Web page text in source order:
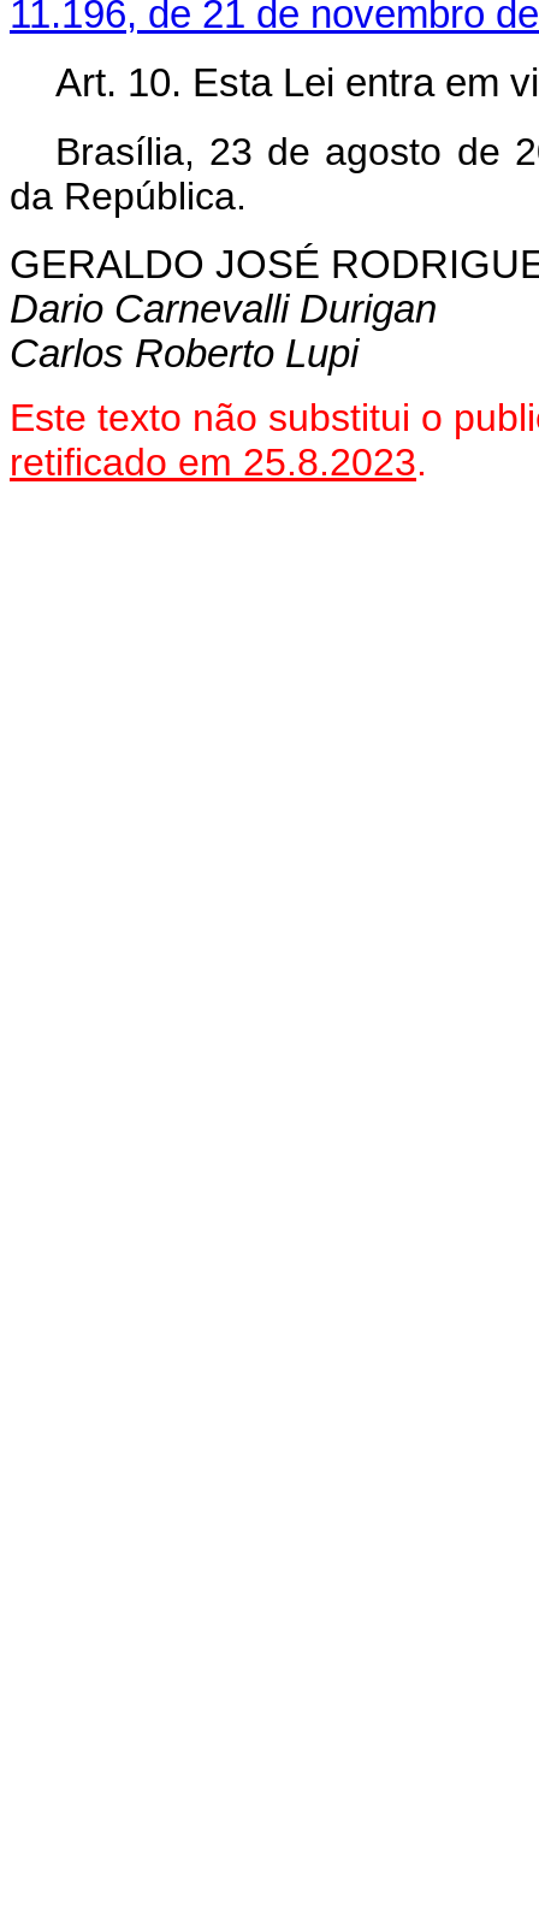
11.196, de 21 de novembro
Art. 10. Esta Lei entra em
Brasília, 23 de agosto de
da República.
GERALDO JOSÉ
Dario Carnevalli Durigan
Carlos Roberto Lupi
Este texto não substitui o
retificado em 25.8.2023.